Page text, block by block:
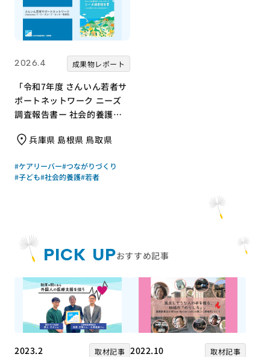
PICK UPおすすめ記事
2023.2 取材記事 2022.10 取材記事
2026.4 成果物レポート
「令和7年度 さんいん若者サ
ポートネットワーク ニーズ
調査報告書ー 社会的養護の
｜さんいん若者サポートネッ
ワーカーズコープ・センター
事業団）｜成果物レポート
兵庫県 島根県 鳥取県
#ケアリーバー#つながりづくり
#子ども#社会的養護#若者